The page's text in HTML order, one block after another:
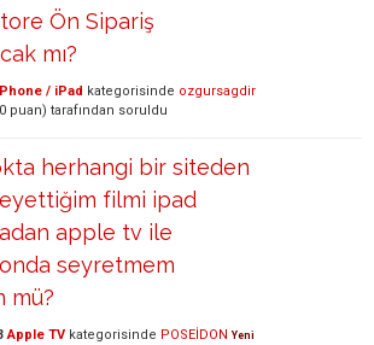
Ön Sipariş
mı?
/ iPad kategorisinde ozgursagdir
puan) tarafından soruldu
herhangi bir siteden
filmi ipad
apple tv ile
seyretmem
mü?
Apple TV kategorisinde POSEİDON Yeni